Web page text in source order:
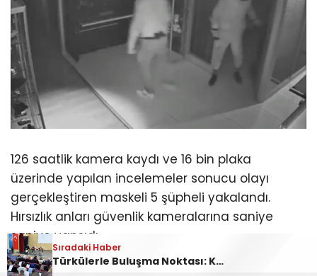
Sıradaki Haber
Ankara Yolu Babasultan Mevkii’nde Korkutan Tır Yangını
Sıradaki Haber
Kestel’deki kasa hırsızları yakalandı
126 saatlik kamera kaydı ve 16 bin plaka
üzerinde yapılan incelemeler sonucu olayı
gerçekleştiren maskeli 5 şüpheli yakalandı.
Hırsızlık anları güvenlik kameralarına saniye
saniye yansıdı.
Sıradaki Haber
Türkülerle Buluşma Noktası: Kestel Türk Halk Müziği Korosu